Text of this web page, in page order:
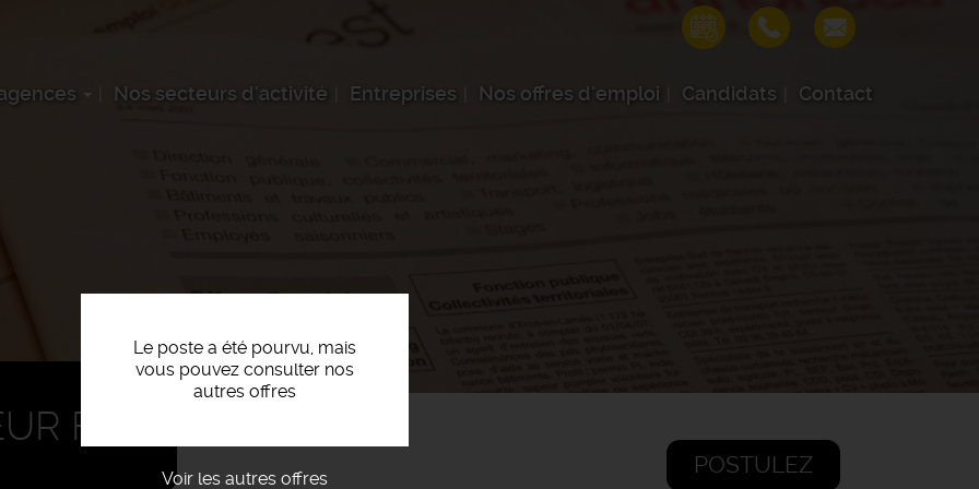
Nos secteurs d'activité Entreprises Nos offres d'emploi Candidats Contact
Le poste a été pourvu, mais
vous pouvez consulter nos
autres offres
Voir les autres offres
POSTULEZ
F/H